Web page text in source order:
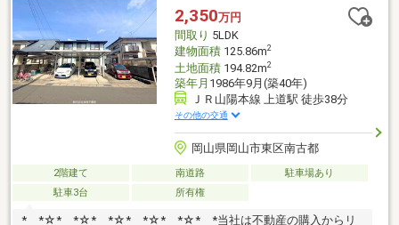
ください！！【見学予約】or【資料請求】はお気軽に下記ボタン
をクリック♪ お電話もOKです⇒TEL：0800-814-7820【通話料無
料】
2,350万円
間取り 5LDK
建物面積125.86m2
土地面積194.82m2
築年月 1986年9月(築40年)
ＪＲ山陽本線 上道駅 徒歩38分
その他の交通
岡山県岡山市東区南古都
2階建て 南道路
駐車場あり
駐車3台
所有権
* *☆* *☆* *☆* *☆* *☆* *当社は不動産の購入からリ